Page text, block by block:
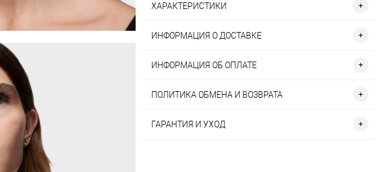
ХАРАКТЕРИСТИКИ
ИНФОРМАЦИЯ О ДОСТАВКЕ
ИНФОРМАЦИЯ ОБ ОПЛАТЕ
ПОЛИТИКА ОБМЕНА И ВОЗВРАТА
ГАРАНТИЯ И УХОД